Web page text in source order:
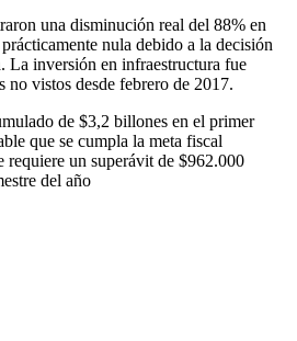
una disminución real del 88% en
nula debido a la decisión
La inversión en infraestructura fue
no vistos desde febrero de 2017.
de $3,2 billones en el primer
que se cumpla la meta fiscal
un superávit de $962.000
del año